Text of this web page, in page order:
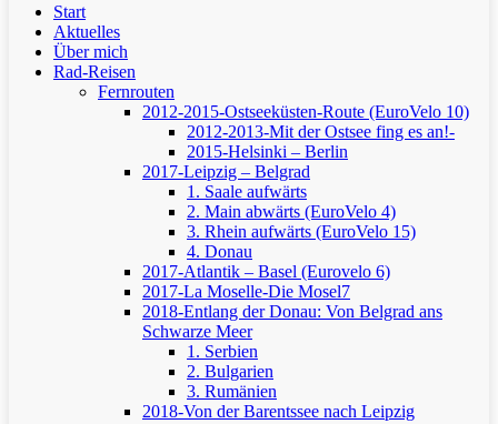
Start
Aktuelles
Über mich
Rad-Reisen
Fernrouten
2012-2015-Ostseeküsten-Route (EuroVelo 10)
2012-2013-Mit der Ostsee fing es an!-
2015-Helsinki – Berlin
2017-Leipzig – Belgrad
1. Saale aufwärts
2. Main abwärts (EuroVelo 4)
3. Rhein aufwärts (EuroVelo 15)
4. Donau
2017-Atlantik – Basel (Eurovelo 6)
2017-La Moselle-Die Mosel7
2018-Entlang der Donau: Von Belgrad ans
Schwarze Meer
1. Serbien
2. Bulgarien
3. Rumänien
2018-Von der Barentssee nach Leipzig